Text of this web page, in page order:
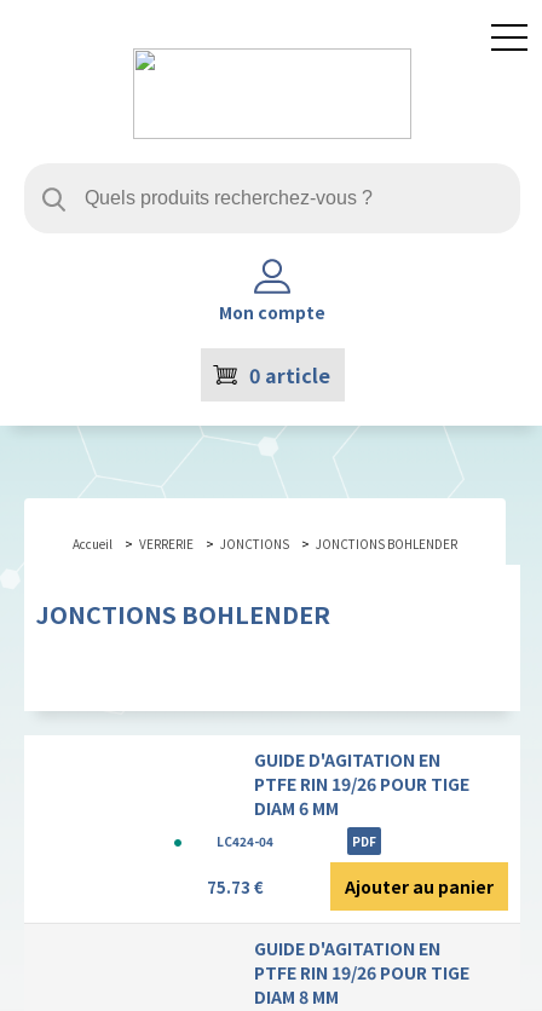
Mon compte
0 article
Accueil VERRERIE JONCTIONS JONCTIONS BOHLENDER
JONCTIONS BOHLENDER
GUIDE D'AGITATION EN
PTFE RIN 19/26 POUR TIGE
DIAM 6 MM
LC424-04 PDF
75.73 € Ajouter au panier
GUIDE D'AGITATION EN
PTFE RIN 19/26 POUR TIGE
DIAM 8 MM